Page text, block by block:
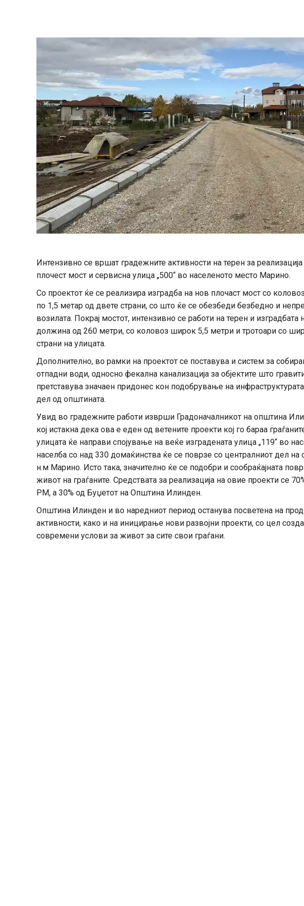
Интензивно се вршат градежните активности на терен за
плочест мост и сервисна улица „500“ во населеното место Марино.
Со проектот ќе се реализира изградба на нов плочаст мост со
по 1,5 метар од двете страни, со што ќе се обезбеди безбедно и
возилата. Покрај мостот, интензивно се работи на терен и
должина од 260 метри, со коловоз широк 5,5 метри и тротоари со
страни на улицата.
Дополнително, во рамки на проектот се поставува и систем за
отпадни води, односно фекална канализација за објектите што
претставува значаен придонес кон подобрување на
дел од општината.
Увид во градежните работи изврши Градоначалникот на општина
кој истакна дека ова е еден од ветените проекти кој го бараа
улицата ќе направи спојување на веќе изградената улица „119“ во
населба со над 330 домаќинства ќе се поврзе со централниот дел
н.м Марино. Исто така, значително ќе се подобри и сообраќајната
живот на граѓаните. Средствата за реализација на овие проекти се
РМ, а 30% од Буџетот на Општина Илинден.
Општина Илинден и во наредниот период останува посветена на
активности, како и на иницирање нови развојни проекти, со цел
современи услови за живот за сите свои граѓани.